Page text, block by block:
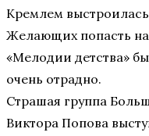
Кремлем
Желающих попасть
«Мелодии детства»
очень отрадно.
Страшая группа
Виктора Попова